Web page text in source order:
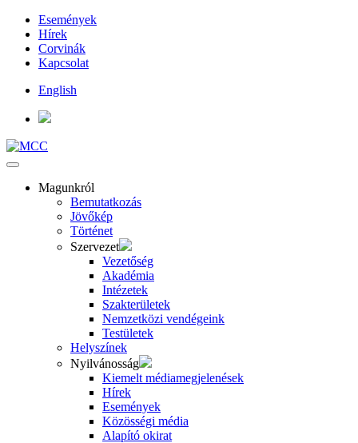
Események
Hírek
Corvinák
Kapcsolat
English
Magunkról
Bemutatkozás
Jövőkép
Történet
Szervezet
Vezetőség
Akadémia
Intézetek
Szakterületek
Nemzetközi vendégeink
Testületek
Helyszínek
Nyilvánosság
Kiemelt médiamegjelenések
Hírek
Események
Közösségi média
Alapító okirat